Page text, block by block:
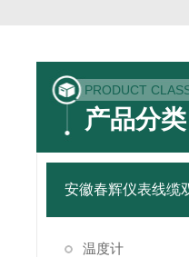
PRODUCT
产品分类
温度计